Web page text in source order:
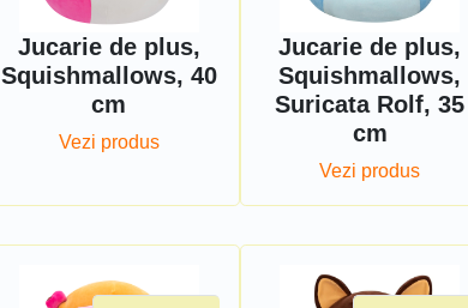
Jucarie de plus,
Squishmallows, 40
cm
Vezi produs
Jucarie de plus,
Squishmallows,
Suricata Rolf, 35
cm
Vezi produs